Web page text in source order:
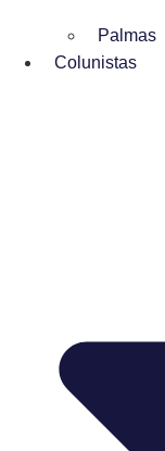
Palmas
Colunistas